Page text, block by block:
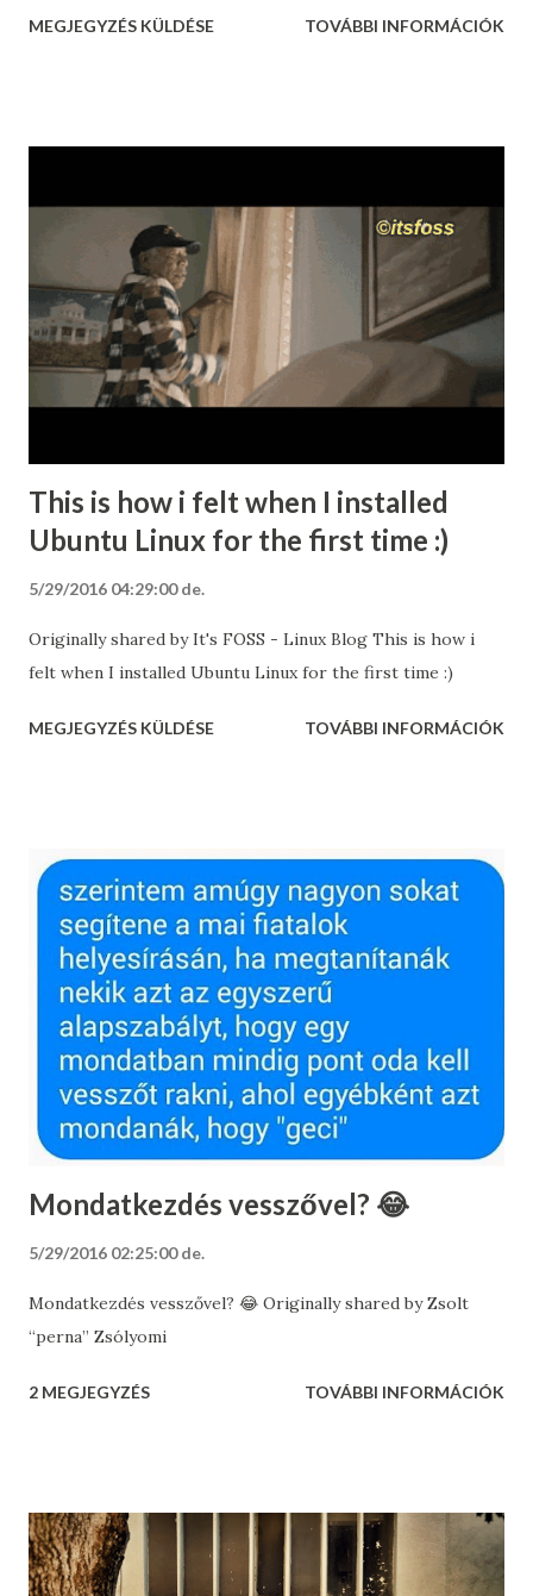
MEGJEGYZÉS KÜLDÉSE TOVÁBBI INFORMÁCIÓK
This is how i felt when I installed
Ubuntu Linux for the first time :)
5/29/2016 04:29:00 de.
Originally shared by It's FOSS - Linux Blog This is how i
felt when I installed Ubuntu Linux for the first time :)
MEGJEGYZÉS KÜLDÉSE TOVÁBBI INFORMÁCIÓK
Mondatkezdés vesszővel? 😂
5/29/2016 02:25:00 de.
Mondatkezdés vesszővel? 😂 Originally shared by Zsolt
“perna” Zsólyomi
2 MEGJEGYZÉS TOVÁBBI INFORMÁCIÓK